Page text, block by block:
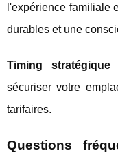
l'expérience familiale
durables et une
Timing stratégique
sécuriser votre
tarifaires.
Questions